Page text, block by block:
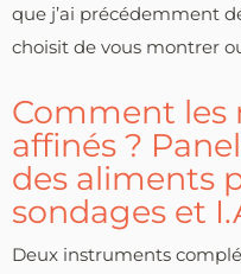
que j’ai précédemment
choisit de vous montrer
Comment les
affinés ?
des aliments
sondages et
Deux instruments